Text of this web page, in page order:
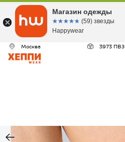
Москва 3973 ПВЗ
Магазин одежды
☆☆☆☆☆
★★★★★ (59) звезды
Happywear